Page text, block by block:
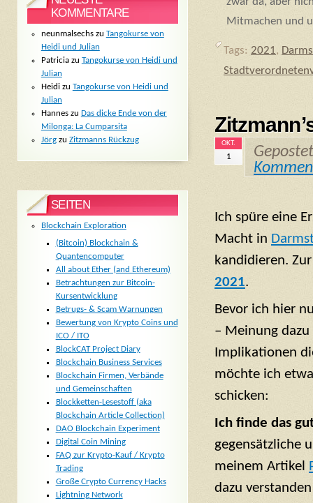
Mitmachen und
Tags: 2021,
OKT.
1
Ich spüre eine
Macht in
kandidieren.
2021.
Bevor ich hier
– Meinung
Implikationen
möchte ich
schicken:
Ich finde das
gegensätzliche
meinem Artikel
dazu
KOMMENTARE
neunmalsechszu Tangokurse von
Heidi und Julian
Patriciazu Tangokurse von Heidi und
Julian
Heidizu Tangokurse von Heidi und
Julian
Hanneszu Das dicke Ende von der
Milonga: La Cumparsita
Jörgzu Zitzmanns Rückzug
SEITEN
Blockchain Exploration
(Bitcoin) Blockchain &
Quantencomputer
All about Ether (and Ethereum)
Betrachtungen zur Bitcoin-
Kursentwicklung
Betrugs- & Scam Warnungen
Bewertung von Krypto Coins und
ICO / ITO
BlockCAT Project Diary
Blockchain Business Services
Blockchain Firmen, Verbände
und Gemeinschaften
Blockketten-Lesestoff (aka
Blockchain Article Collection)
DAO Blockchain Experiment
Digital Coin Mining
FAQ zur Krypto-Kauf / Krypto
Trading
Große Crypto Currency Hacks
Lightning Network